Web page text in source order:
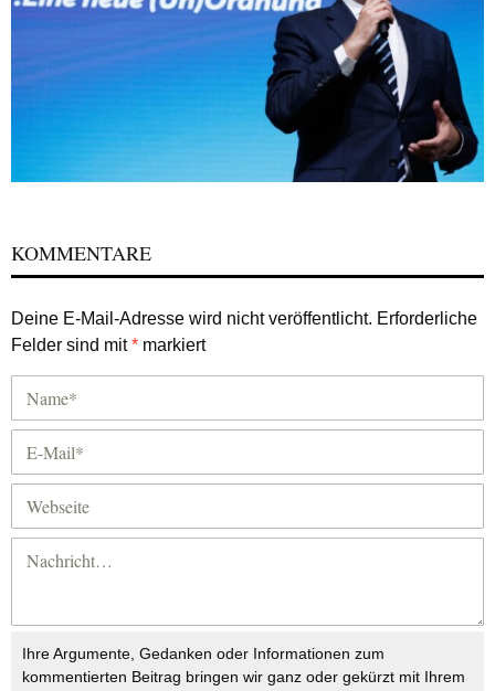
KOMMENTARE
Deine E-Mail-Adresse wird nicht veröffentlicht. Erforderliche
Felder sind mit* markiert
Ihre Argumente, Gedanken oder Informationen zum
kommentierten Beitrag bringen wir ganz oder gekürzt mit Ihrem